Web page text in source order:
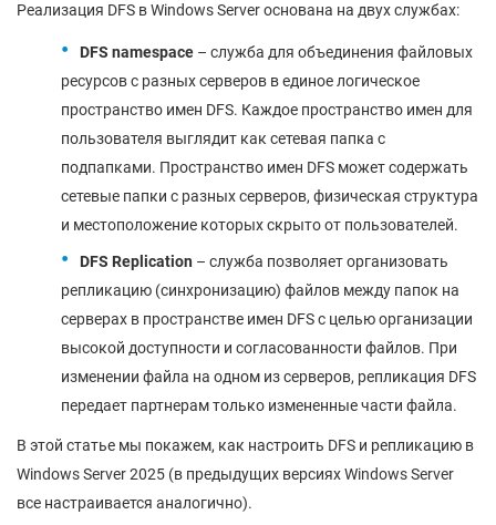
Реализация DFS в Windows Server основана на двух службах:
DFS namespace – служба для объединения файловых
ресурсов с разных серверов в единое логическое
пространство имен DFS. Каждое пространство имен для
пользователя выглядит как сетевая папка с
подпапками. Пространство имен DFS может содержать
сетевые папки с разных серверов, физическая структура
и местоположение которых скрыто от пользователей.
DFS Replication – служба позволяет организовать
репликацию (синхронизацию) файлов между папок на
серверах в пространстве имен DFS с целью организации
высокой доступности и согласованности файлов. При
изменении файла на одном из серверов, репликация DFS
передает партнерам только измененные части файла.
В этой статье мы покажем, как настроить DFS и репликацию в
Windows Server 2025 (в предыдущих версиях Windows Server
все настраивается аналогично).